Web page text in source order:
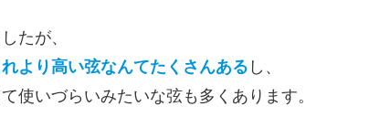
たが、
より高い弦なんてたくさんある し、
使いづらいみたいな弦も多くあります。